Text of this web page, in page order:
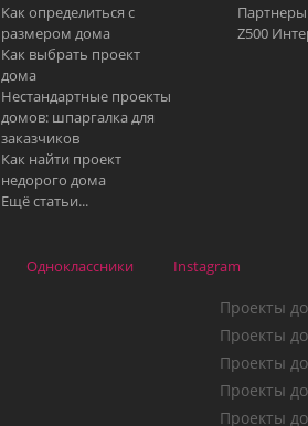
Как определиться с
размером дома
Как выбрать проект
дома
Нестандартные проекты
домов: шпаргалка для
заказчиков
Как найти проект
недорого дома
Ещё статьи...
Партнеры
Z500
Одноклассники Instagram
Проекты
Проекты
Проекты
Проекты
Проекты